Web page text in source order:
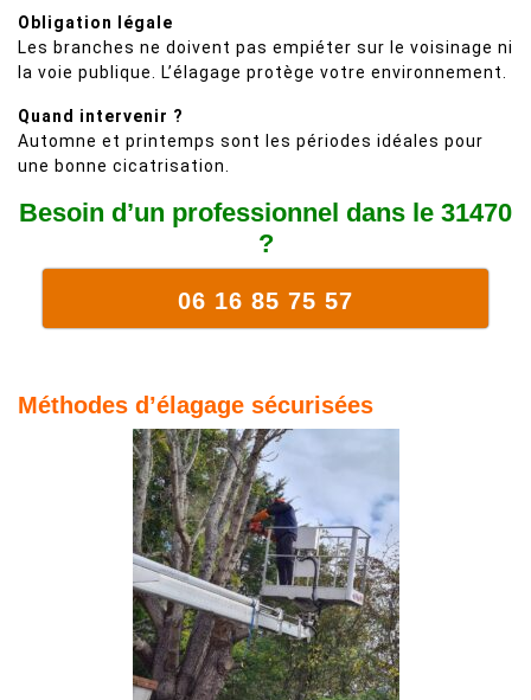
Obligation légale
Les branches ne doivent pas empiéter sur le voisinage ni
la voie publique. L’élagage protège votre environnement.
Quand intervenir ?
Automne et printemps sont les périodes idéales pour
une bonne cicatrisation.
Besoin d’un professionnel dans le 31470
?
06 16 85 75 57
Méthodes d’élagage sécurisées